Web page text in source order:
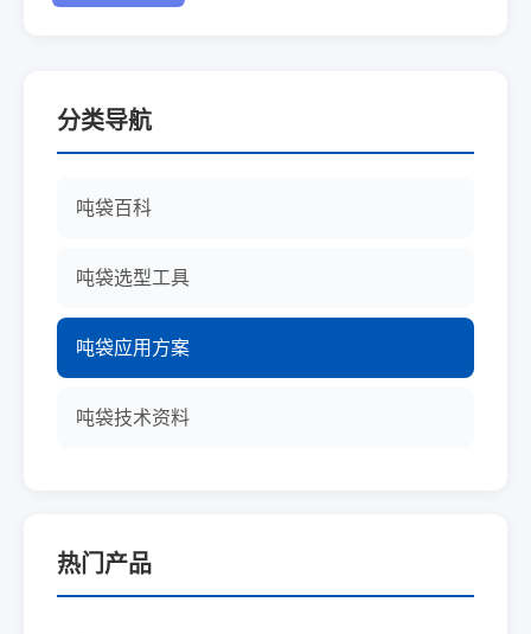
分类导航
吨袋百科
吨袋选型工具
吨袋应用方案
吨袋技术资料
热门产品